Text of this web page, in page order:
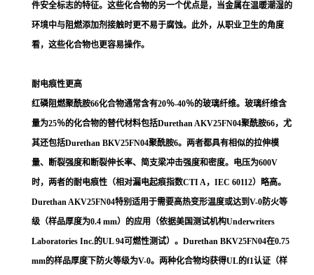
件安全标志的特征。这些化合物的另一个优点是，当金属在温暖潮湿的
环境中与阻燃添加剂接触时更不易于腐蚀。此外，从职业卫生的角度
看，这些化合物也更容易操作。
耐电痕性更高
红磷阻燃聚酰胺66化合物通常含有20％-40％的玻璃纤维。玻璃纤维含
量为25％的化合物的替代材料包括Durethan AKV25FN04聚酰胺66，尤
其还包括Durethan BKV25FN04聚酰胺6。两者都具有相似的拉伸模
量、断裂强度和断裂伸长率、简支梁冲击强度和密度。电压为600V
时，两者的耐电痕性（相对漏电起痕指数CTI A，IEC 60112）略高。
Durethan AKV25FN04特别适用于需要高热变形温度或达到V-0防火等
级（样品厚度为0.4 mm）的应用（依据美国测试机构Underwriters
Laboratories Inc.的UL 94可燃性测试）。Durethan BKV25FN04在0.75
mm的样品厚度下防火等级为V-0。两种化合物均获得UL的f1认证（样